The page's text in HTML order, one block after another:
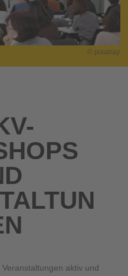
© pixabay
aktiv und